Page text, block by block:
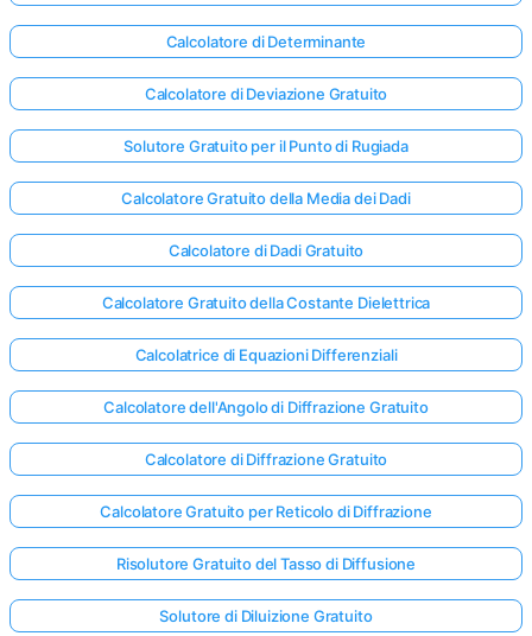
Accedi
qui!
Calcolatore di Determinante
Calcolatore di Deviazione Gratuito
Solutore Gratuito per il Punto di Rugiada
Calcolatore Gratuito della Media dei Dadi
Calcolatore di Dadi Gratuito
Calcolatore Gratuito della Costante Dielettrica
Calcolatrice di Equazioni Differenziali
Calcolatore dell'Angolo di Diffrazione Gratuito
Calcolatore di Diffrazione Gratuito
Calcolatore Gratuito per Reticolo di Diffrazione
Risolutore Gratuito del Tasso di Diffusione
Solutore di Diluizione Gratuito